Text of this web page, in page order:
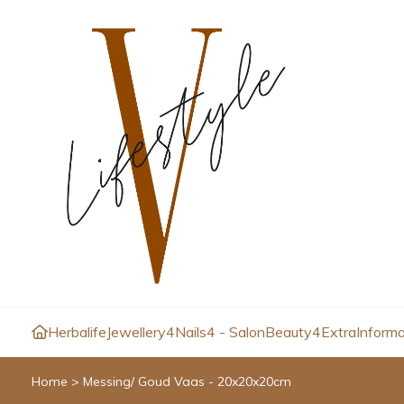
HerbalifeJewellery4Nails4 - SalonBeauty4Extra
Home > Messing/ Goud Vaas - 20x20x20cm